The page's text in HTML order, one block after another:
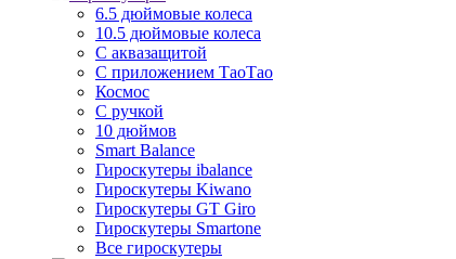
6.5 дюймовые колеса
10.5 дюймовые колеса
С аквазащитой
С приложением ТаоТао
Космос
С ручкой
10 дюймов
Smart Balance
Гироскутеры ibalance
Гироскутеры Kiwano
Гироскутеры GT Giro
Гироскутеры Smartone
Все гироскутеры